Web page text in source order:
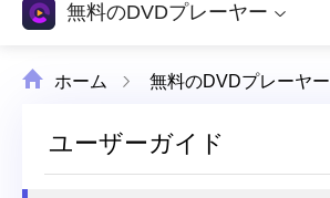
無料のDVDプレーヤー
ホーム 無料のDVDプレーヤー
ユーザーガイド